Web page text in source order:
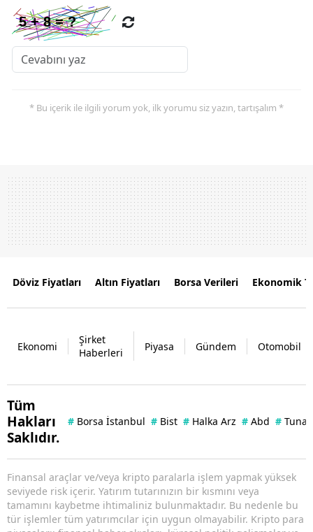
* Bu içerik ile ilgili yorum yok, ilk yorumu siz yazın, tartışalım *
Döviz Fiyatları Altın Fiyatları Borsa Verileri Ekonomik
Ekonomi
Şirket
Haberleri
Piyasa Gündem Otomobil
Tüm
Hakları
Saklıdır.
# Borsa İstanbul # Bist # Halka Arz # Abd # Tuna
Finansal araçlar ve/veya kripto paralarla işlem yapmak yüksek
seviyede risk içerir. Yatırım tutarınızın bir kısmını veya
tamamını kaybetme ihtimaliniz bulunmaktadır. Bu nedenle bu
tür işlemler tüm yatırımcılar için uygun olmayabilir. Kripto para